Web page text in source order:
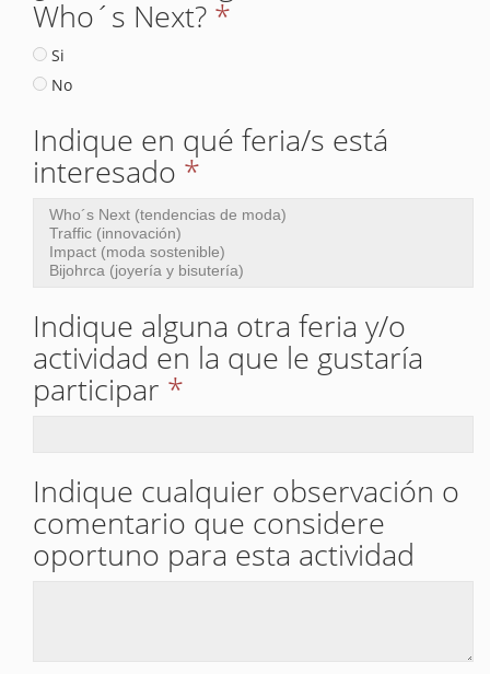
Who´s Next? *
Si
No
Indique en qué feria/s está
interesado *
Indique alguna otra feria y/o
actividad en la que le gustaría
participar *
Indique cualquier observación o
comentario que considere
oportuno para esta actividad